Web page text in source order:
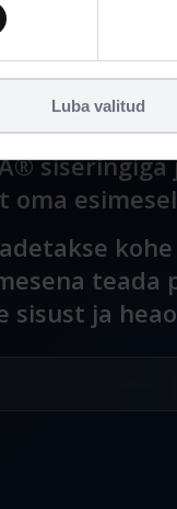
Luba valitud
siseringiga
oma
teada
sisust ja